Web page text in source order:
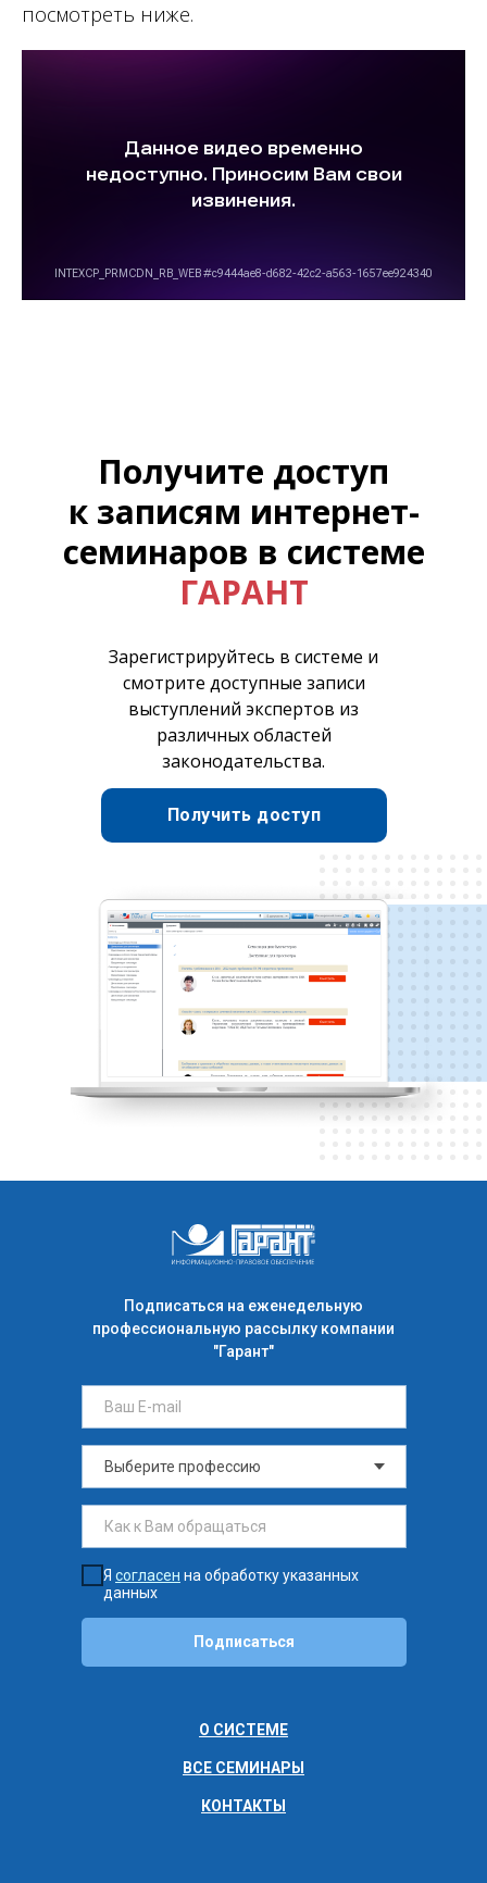
посмотреть ниже.
Получите доступ
к записям интернет-
семинаров в системе
ГАРАНТ
Зарегистрируйтесь в системе и
смотрите доступные записи
выступлений экспертов из
различных областей
законодательства.
Получить доступ
Подписаться на еженедельную
профессиональную рассылку компании
"Гарант"
О СИСТЕМЕ
ВСЕ СЕМИНАРЫ
КОНТАКТЫ
Я согласен на обработку указанных
данных
Подписаться